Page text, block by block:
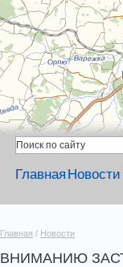
Главная Новости
Главная / Новости
ВНИМАНИЮ